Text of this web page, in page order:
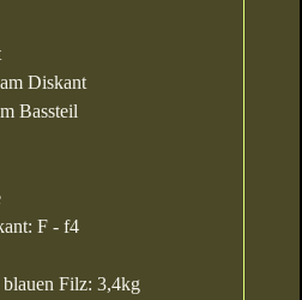
Diskant
Bassteil
F - f4
Filz: 3,4kg